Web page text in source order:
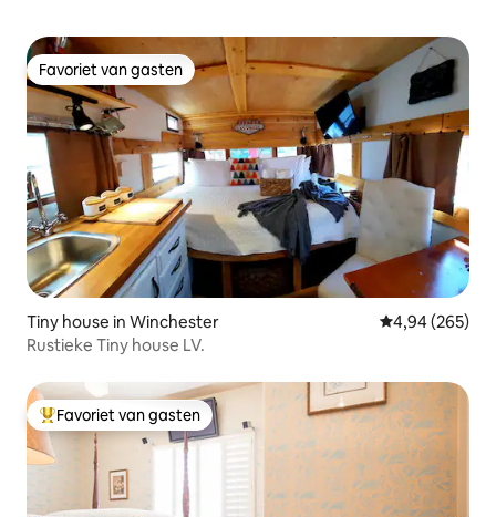
Favoriet van gasten
Favoriet van gasten
Tiny house in Winchester Gemiddelde
4,94 (265)
Rustieke Tiny house LV.
Topfavoriet van gasten
Favoriet van gasten